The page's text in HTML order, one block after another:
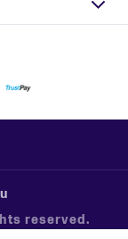
reserved.